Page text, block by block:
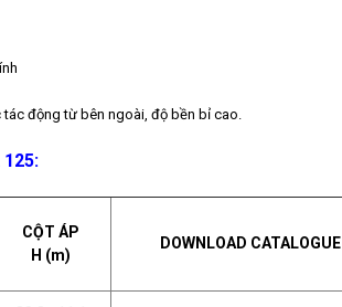
động từ bên ngoài, độ bền bỉ cao.
CỘT ÁP
H (m)
DOWNLOAD CATALOGUE